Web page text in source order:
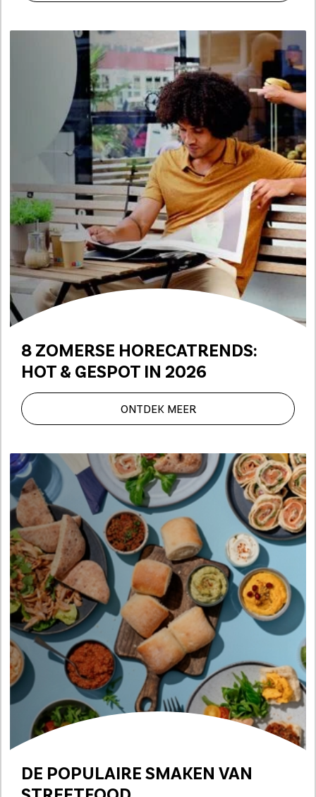
8 ZOMERSE HORECATRENDS:
HOT & GESPOT IN 2026
ONTDEK MEER
DE POPULAIRE SMAKEN VAN